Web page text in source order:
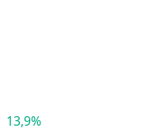
13,9%